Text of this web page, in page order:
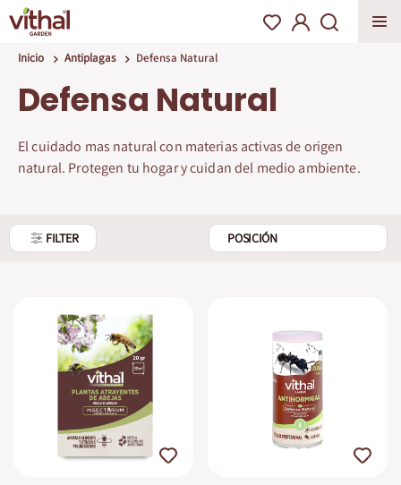
Inicio Antiplagas Defensa Natural
Defensa Natural
El cuidado mas natural con materias activas de origen
natural. Protegen tu hogar y cuidan del medio ambiente.
FILTER